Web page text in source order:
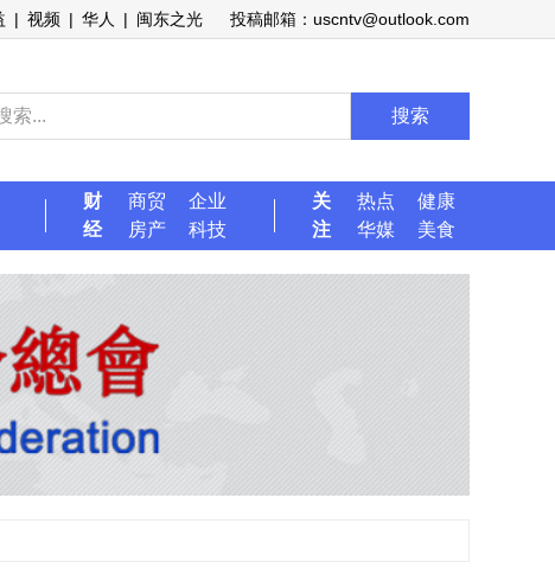
| 视频 | 华人 | 闽东之光 投稿邮箱：uscntv@outlook.com
搜索
财
经
商贸
企业
房产
科技
关
注
热点
健康
华媒
美食